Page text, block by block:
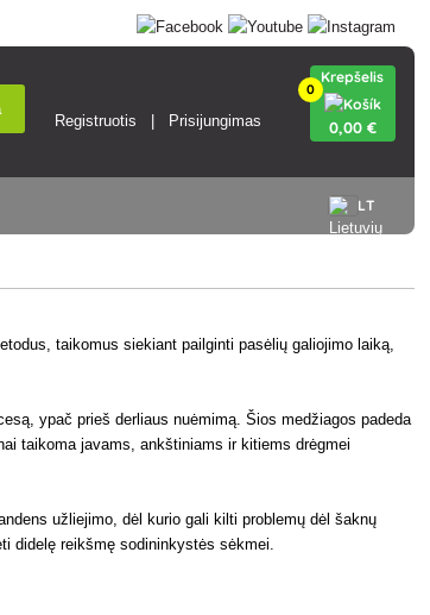
Registruotis Prisijungimas
0
Krepšelis
0,00 €
LT
taikomus siekiant pailginti pasėlių galiojimo laiką,
ypač prieš derliaus nuėmimą. Šios medžiagos padeda
taikoma javams, ankštiniams ir kitiems drėgmei
užliejimo, dėl kurio gali kilti problemų dėl šaknų
didelę reikšmę sodininkystės sėkmei.